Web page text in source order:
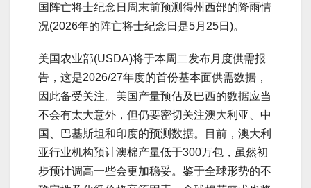
国阵亡将士纪念日周末前预测得州西部的降雨情
况(2026年的阵亡将士纪念日是5月25日)。
美国农业部(USDA)将于本周二发布月度供需报
告，这是2026/27年度的首份基本面供需数据，
因此备受关注。美国产量预估及巴西的数据应当
不会有太大意外，但仍要密切关注澳大利亚、中
国、巴基斯坦和印度的预测数据。目前，澳大利
亚行业机构预计澳棉产量低于300万包，虽然初
步预计调高一些会更加稳妥。鉴于全球形势的不